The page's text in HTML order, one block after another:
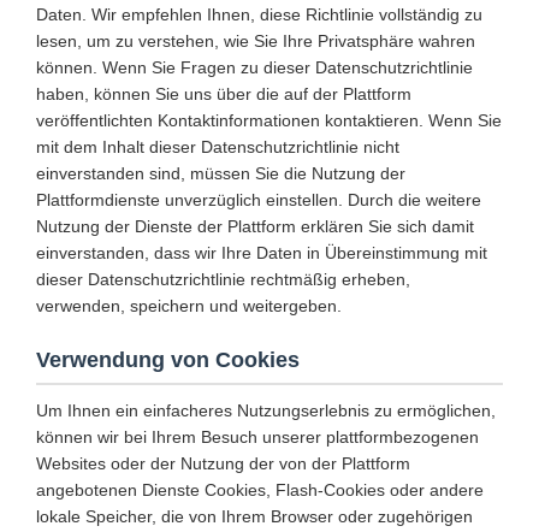
Daten. Wir empfehlen Ihnen, diese Richtlinie vollständig zu
lesen, um zu verstehen, wie Sie Ihre Privatsphäre wahren
können. Wenn Sie Fragen zu dieser Datenschutzrichtlinie
haben, können Sie uns über die auf der Plattform
veröffentlichten Kontaktinformationen kontaktieren. Wenn Sie
mit dem Inhalt dieser Datenschutzrichtlinie nicht
einverstanden sind, müssen Sie die Nutzung der
Plattformdienste unverzüglich einstellen. Durch die weitere
Nutzung der Dienste der Plattform erklären Sie sich damit
einverstanden, dass wir Ihre Daten in Übereinstimmung mit
dieser Datenschutzrichtlinie rechtmäßig erheben,
verwenden, speichern und weitergeben.
Verwendung von Cookies
Um Ihnen ein einfacheres Nutzungserlebnis zu ermöglichen,
können wir bei Ihrem Besuch unserer plattformbezogenen
Websites oder der Nutzung der von der Plattform
angebotenen Dienste Cookies, Flash-Cookies oder andere
lokale Speicher, die von Ihrem Browser oder zugehörigen